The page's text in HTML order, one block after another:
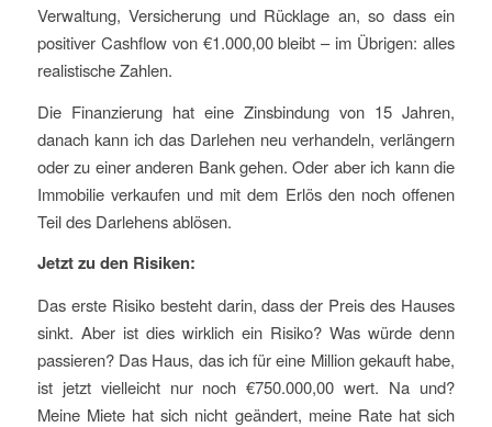
Verwaltung, Versicherung und Rücklage an, so dass ein
positiver Cashflow von €1.000,00 bleibt – im Übrigen: alles
realistische Zahlen.
Die Finanzierung hat eine Zinsbindung von 15 Jahren,
danach kann ich das Darlehen neu verhandeln, verlängern
oder zu einer anderen Bank gehen. Oder aber ich kann die
Immobilie verkaufen und mit dem Erlös den noch offenen
Teil des Darlehens ablösen.
Jetzt zu den Risiken:
Das erste Risiko besteht darin, dass der Preis des Hauses
sinkt. Aber ist dies wirklich ein Risiko? Was würde denn
passieren? Das Haus, das ich für eine Million gekauft habe,
ist jetzt vielleicht nur noch €750.000,00 wert. Na und?
Meine Miete hat sich nicht geändert, meine Rate hat sich